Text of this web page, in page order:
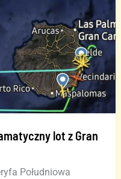
lot z Gran
Południowa